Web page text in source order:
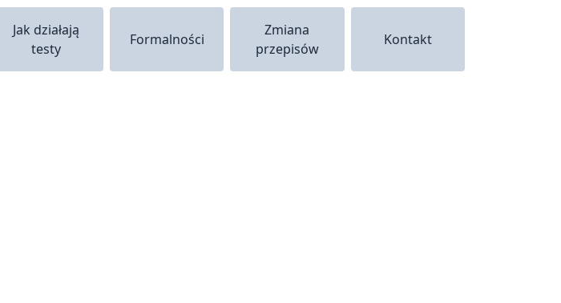
Jak działają
testy
Formalności
Zmiana
przepisów
Kontakt